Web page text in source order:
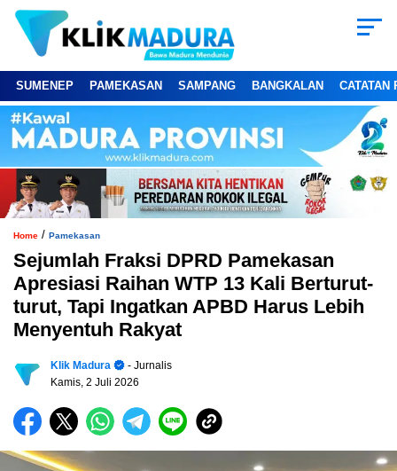
SUMENEP PAMEKASAN SAMPANG BANGKALAN CATATAN
Home / Pamekasan
Sejumlah Fraksi DPRD Pamekasan
Apresiasi Raihan WTP 13 Kali Berturut-
turut, Tapi Ingatkan APBD Harus Lebih
Menyentuh Rakyat
Klik Madura
- Jurnalis
Kamis, 2 Juli 2026